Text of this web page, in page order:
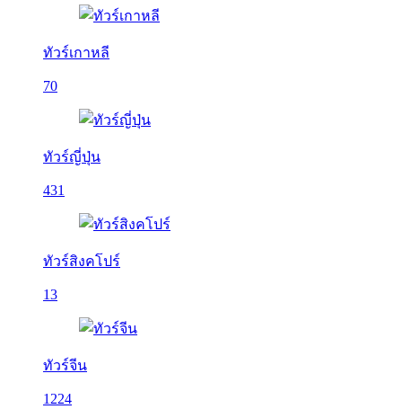
ทัวร์เกาหลี
70
ทัวร์ญี่ปุ่น
431
ทัวร์สิงคโปร์
13
ทัวร์จีน
1224